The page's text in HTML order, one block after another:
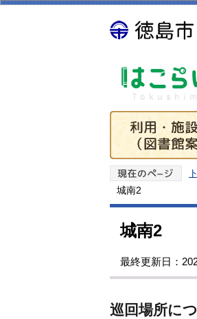
城南2
城南2
最終更新日：
巡回場所に